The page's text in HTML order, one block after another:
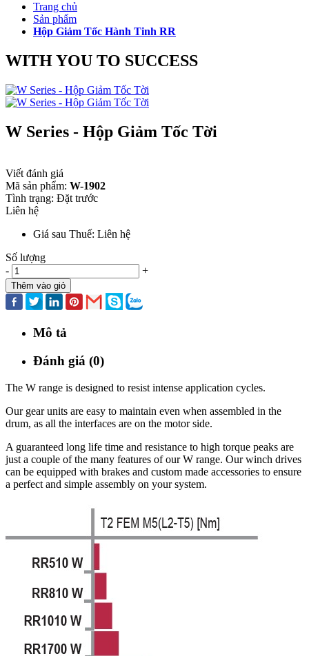
Trang chủ
Sản phẩm
Hộp Giảm Tốc Hành Tinh RR
WITH YOU TO SUCCESS
W Series - Hộp Giảm Tốc Tời
Viết đánh giá
Mã sản phẩm: W-1902
Tình trạng: Đặt trước
Liên hệ
Giá sau Thuế: Liên hệ
Số lượng
-
+
Thêm vào giỏ
Mô tả
Đánh giá (0)
The W range is designed to resist intense application cycles.
Our gear units are easy to maintain even when assembled in the
drum, as all the interfaces are on the motor side.
A guaranteed long life time and resistance to high torque peaks are
just a couple of the many features of our W range. Our winch drives
can be equipped with brakes and custom made accessories to ensure
a perfect and simple assembly on your system.